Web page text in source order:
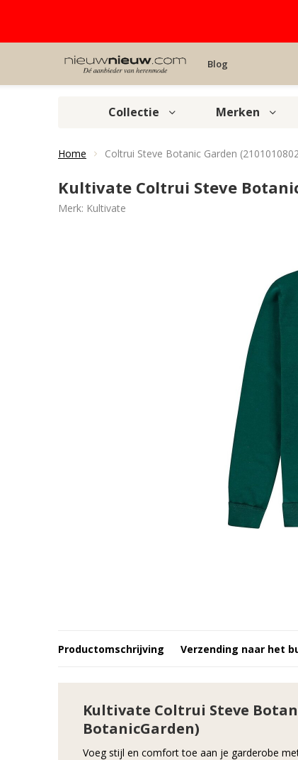
Blog
Collectie Merken
Home Coltrui Steve Botanic Garden
Kultivate Coltrui Steve
Merk: Kultivate
Productomschrijving Verzending naar het
Kultivate Coltrui Steve
BotanicGarden)
Voeg stijl en comfort toe aan je garderobe